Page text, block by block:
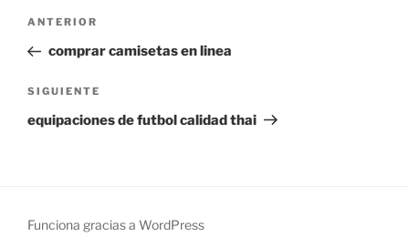
Navegación
entradas
Entrada
anterior:
ANTERIOR
comprar camisetas en linea
Siguiente
entrada
SIGUIENTE
equipaciones de futbol calidad thai
Funciona gracias a WordPress